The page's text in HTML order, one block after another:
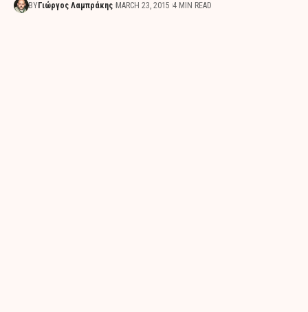
BY Γιώργος Λαμπράκης MARCH 23, 2015 4 MIN READ